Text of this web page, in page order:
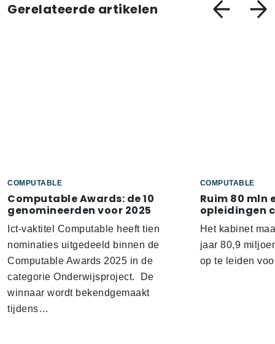
Gerelateerde artikelen
COMPUTABLE
Computable Awards: de 10
genomineerden voor 2025
Ict-vaktitel Computable heeft tien
nominaties uitgedeeld binnen de
Computable Awards 2025 in de
categorie Onderwijsproject. De
winnaar wordt bekendgemaakt
tijdens…
COMPUTABLE
Ruim 80 mln
opleidingen
Het kabinet
jaar 80,9
op te leiden